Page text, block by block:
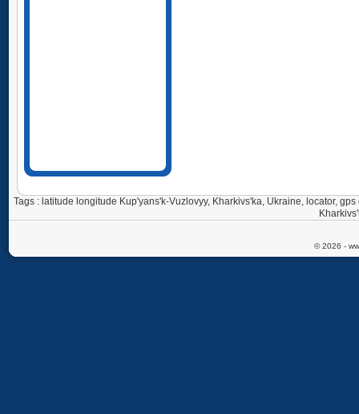
Tags : latitude longitude Kup'yans'k-Vuzlovyy, Kharkivs'ka, Ukraine, locator,
© 2026 -